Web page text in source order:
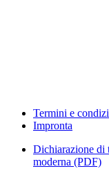
Termini e
Impronta
Dichiarazione di
moderna (PDF)